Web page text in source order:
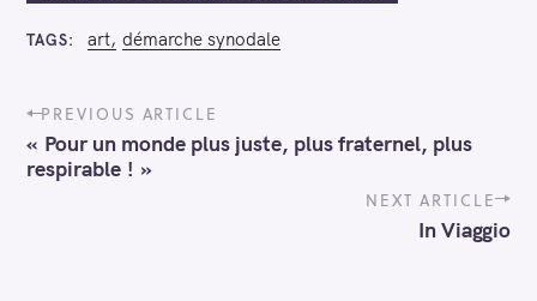
TAGS art démarche synodale
P
s
t
PREVIOUS ARTICLE
« Pour un monde plus juste, plus fraternel, plus
respirable ! »
NEXT ARTICLE
In Viaggio